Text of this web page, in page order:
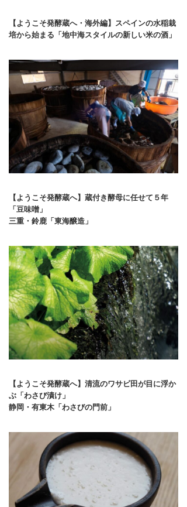
【ようこそ発酵蔵へ・海外編】スペインの水稲栽
培から始まる「地中海スタイルの新しい米の酒」
【ようこそ発酵蔵へ】蔵付き酵母に任せて５年
「豆味噌」
三重・鈴鹿「東海醸造」
【ようこそ発酵蔵へ】清流のワサビ田が目に浮か
ぶ「わさび漬け」
静岡・有東木「わさびの門前」